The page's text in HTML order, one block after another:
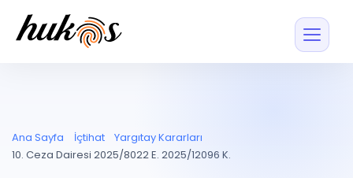
Entegrasyonu
UYAP ile otomatik
Blog
Ana Sayfa İçtihat
Yargıtay Kararları
10. Ceza Dairesi 2025/8022 E. 2025/12096 K.